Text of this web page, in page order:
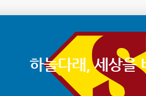
하늘다래, 세상을